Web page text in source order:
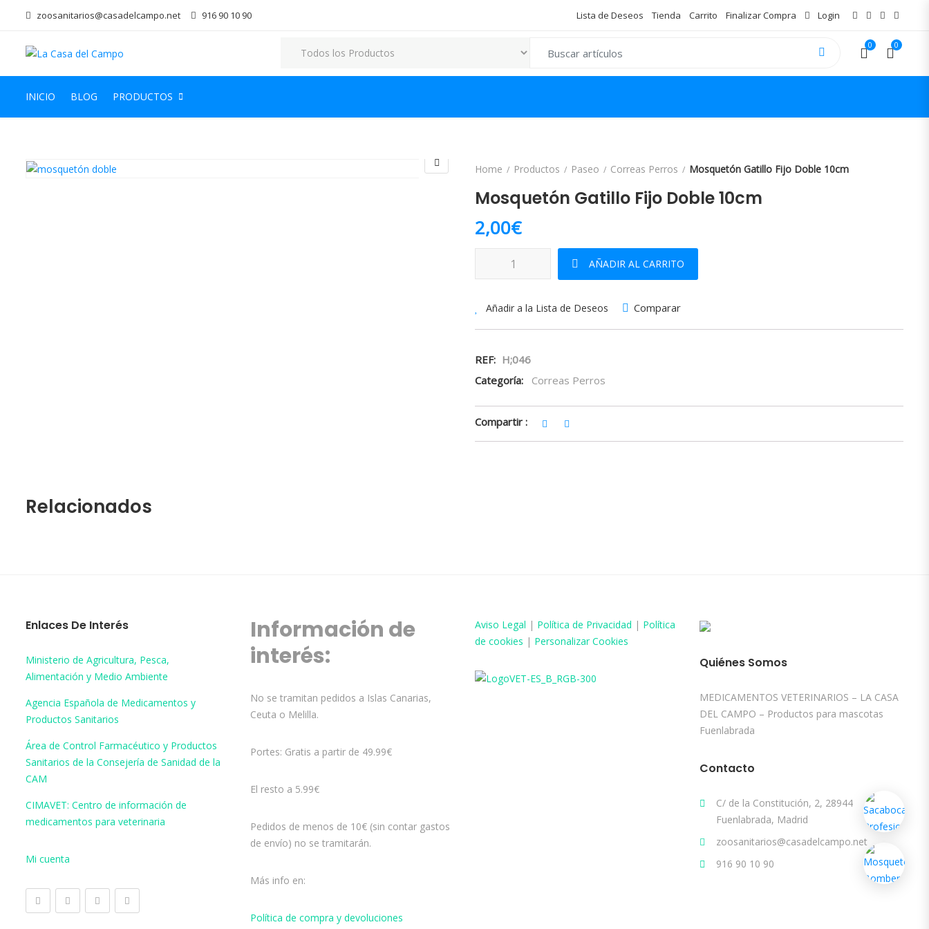
zoosanitarios@casadelcampo.net 916 90 10 90 Lista de Deseos Tienda Carrito Finalizar Compra Login
0 0
INICIO BLOG PRODUCTOS
Home Productos Paseo Correas Perros Mosquetón Gatillo Fijo Doble 10cm
Mosquetón Gatillo Fijo Doble 10cm
2,00€
Mosquetón Gatillo Fijo Doble 10cm cantidad
AÑADIR AL CARRITO
Añadir a la Lista de Deseos Comparar
REF: H;046
Categoría:
Correas Perros
Compartir :
Relacionados
Enlaces De Interés
Ministerio de Agricultura, Pesca,
Alimentación y Medio Ambiente
Agencia Española de Medicamentos y
Productos Sanitarios
Área de Control Farmacéutico y Productos
Sanitarios de la Consejería de Sanidad de la
CAM
CIMAVET: Centro de información de
medicamentos para veterinaria
Mi cuenta
Información de
interés:
No se tramitan pedidos a Islas Canarias,
Ceuta o Melilla.
Portes: Gratis a partir de 49.99€
El resto a 5.99€
Pedidos de menos de 10€ (sin contar gastos
de envío) no se tramitarán.
Más info en:
Política de compra y devoluciones
Aviso Legal | Política de Privacidad | Política
de cookies | Personalizar Cookies
Quiénes Somos
MEDICAMENTOS VETERINARIOS – LA CASA
DEL CAMPO – Productos para mascotas
Fuenlabrada
Contacto
C/ de la Constitución, 2, 28944
Fuenlabrada, Madrid
zoosanitarios@casadelcampo.net
916 90 10 90